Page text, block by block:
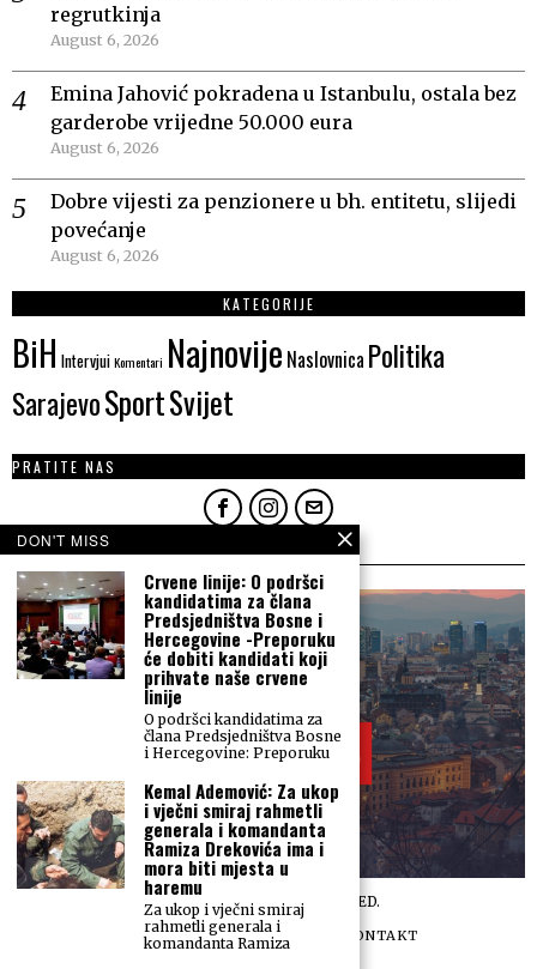
regrutkinja
August 6, 2026
Emina Jahović pokradena u Istanbulu, ostala bez
garderobe vrijedne 50.000 eura
August 6, 2026
Dobre vijesti za penzionere u bh. entitetu, slijedi
povećanje
August 6, 2026
KATEGORIJE
BiH IntervjuiKomentari Najnovije Naslovnica Politika
SarajevoSportSvijet
PRATITE NAS
©2026
ALL RIGHTS RESERVED.
O NAMA
PRIVACY TERMS KONTAKT
DON'T MISS
Crvene linije: O podršci
kandidatima za člana
Predsjedništva Bosne i
Hercegovine -Preporuku
će dobiti kandidati koji
prihvate naše crvene
linije
O podršci kandidatima za
člana Predsjedništva Bosne
i Hercegovine: Preporuku
Kemal Ademović: Za ukop
i vječni smiraj rahmetli
generala i komandanta
Ramiza Drekovića ima i
mora biti mjesta u
haremu
Za ukop i vječni smiraj
rahmetli generala i
komandanta Ramiza